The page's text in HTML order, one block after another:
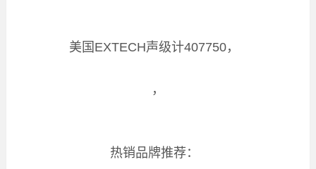
美国EXTECH声级计407750，
，
热销品牌推荐：